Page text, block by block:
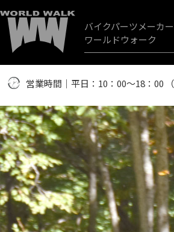
バイクパーツメーカー
ワールドウォーク
営業時間｜平日：10：00～18：00 （